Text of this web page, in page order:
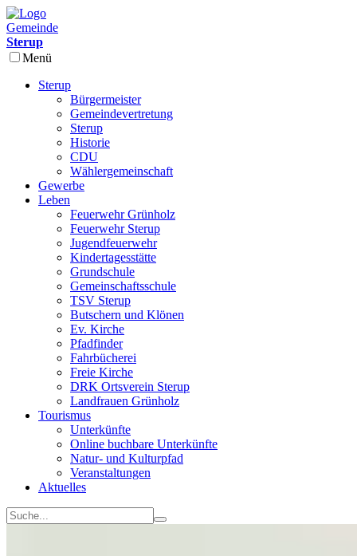
Gemeinde
Sterup
Menü
Sterup
Bürgermeister
Gemeindevertretung
Sterup
Historie
CDU
Wählergemeinschaft
Gewerbe
Leben
Feuerwehr Grünholz
Feuerwehr Sterup
Jugendfeuerwehr
Kindertagesstätte
Grundschule
Gemeinschaftsschule
TSV Sterup
Butschern und Klönen
Ev. Kirche
Pfadfinder
Fahrbücherei
Freie Kirche
DRK Ortsverein Sterup
Landfrauen Grünholz
Tourismus
Unterkünfte
Online buchbare Unterkünfte
Natur- und Kulturpfad
Veranstaltungen
Aktuelles